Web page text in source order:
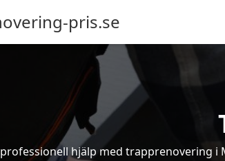
pris.se
hjälp med trapprenovering i